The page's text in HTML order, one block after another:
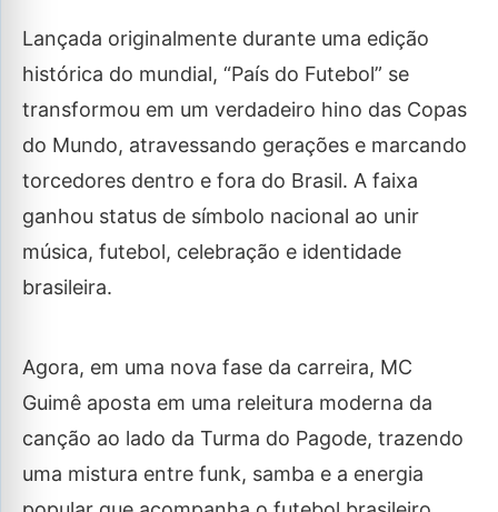
Lançada originalmente durante uma edição
histórica do mundial, “País do Futebol” se
transformou em um verdadeiro hino das Copas
do Mundo, atravessando gerações e marcando
torcedores dentro e fora do Brasil. A faixa
ganhou status de símbolo nacional ao unir
música, futebol, celebração e identidade
brasileira.
Agora, em uma nova fase da carreira, MC
Guimê aposta em uma releitura moderna da
canção ao lado da Turma do Pagode, trazendo
uma mistura entre funk, samba e a energia